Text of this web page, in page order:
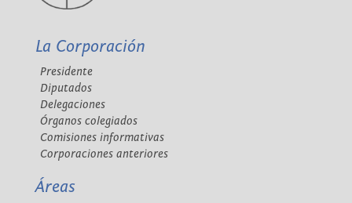
La Corporación
Presidente
Diputados
Delegaciones
Órganos colegiados
Comisiones informativas
Corporaciones anteriores
Áreas